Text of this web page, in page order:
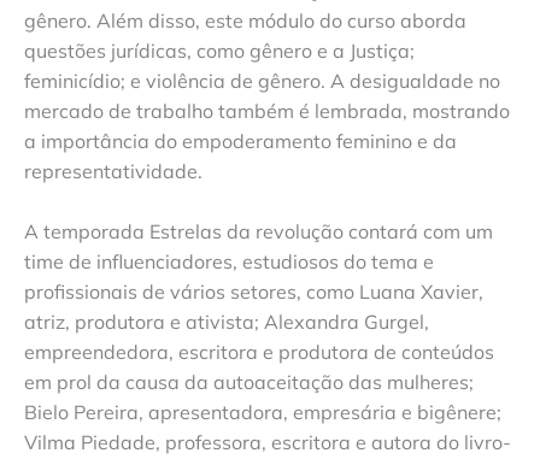
gênero. Além disso, este módulo do curso aborda
questões jurídicas, como gênero e a Justiça;
feminicídio; e violência de gênero. A desigualdade no
mercado de trabalho também é lembrada, mostrando
a importância do empoderamento feminino e da
representatividade.
A temporada Estrelas da revolução contará com um
time de influenciadores, estudiosos do tema e
profissionais de vários setores, como Luana Xavier,
atriz, produtora e ativista; Alexandra Gurgel,
empreendedora, escritora e produtora de conteúdos
em prol da causa da autoaceitação das mulheres;
Bielo Pereira, apresentadora, empresária e bigênere;
Vilma Piedade, professora, escritora e autora do livro-